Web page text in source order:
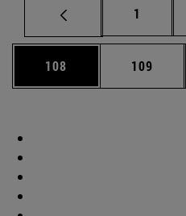
Página
1
Página
108 Página
109